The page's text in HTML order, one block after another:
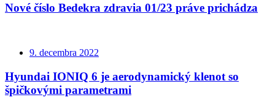
Nové číslo Bedekra zdravia 01/23 práve prichádza
9. decembra 2022
Hyundai IONIQ 6 je aerodynamický klenot so
špičkovými parametrami